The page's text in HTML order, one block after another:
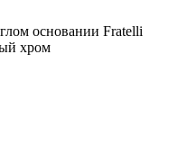
основании Fratelli
хром